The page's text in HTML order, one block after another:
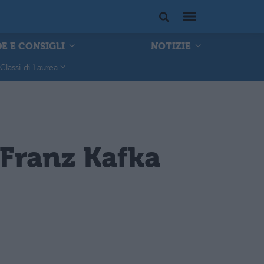
E CONSIGLI
NOTIZIE
Classi di Laurea
Kafka